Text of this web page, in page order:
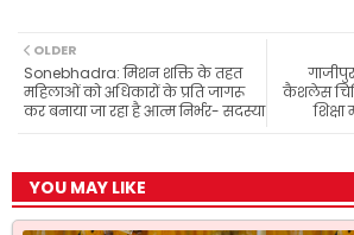
b
o
o
k
p
p
r
a
m
e
r
कैशलेस
OLDER
Sonebhadra: मिशन शक्ति के तहत
महिलाओं को अधिकारों के प्रति जागरू
कर बनाया जा रहा है आत्म निर्भर- सदस्या
YOU MAY LIKE